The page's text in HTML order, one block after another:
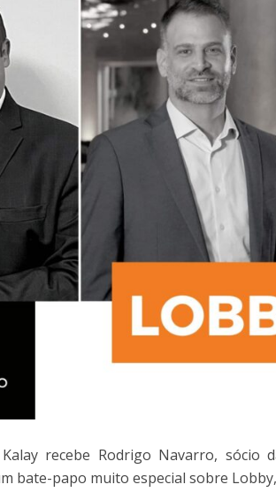
recebe Rodrigo Navarro, sócio
bate-papo muito especial sobre Lobby,